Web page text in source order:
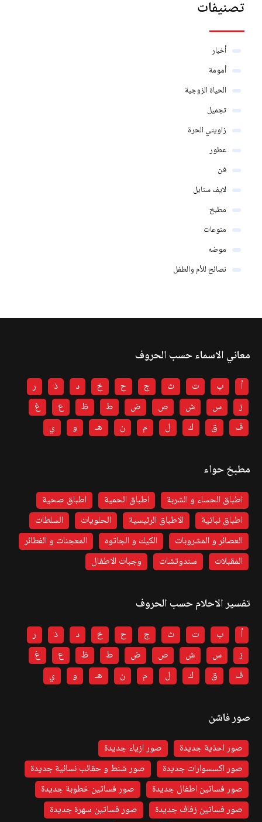
تصنيفات
أخبار
أمومة
الحياة الزوجية
تجميل
زاويتي الحرة
عطور
فن
لايف ستايل
مطبخ
منوعات
موضه
نصائح للأم والطفل
معاني الاسماء حسب الحروف
أ ب ت ث ج ح خ د ذ
ر
ز
س ش ص ض ط ظ ع
غ
ف
ق ك ل م ن هـ و ي
مطبخ حواء
اطباق الحساء و الشربة اطباق الحمية
اطباق صحية
اطباق نباتية
الاطباق الرئيسية الحلويات
السلطات
العصائر و المشروبات
الكيك و الجاتوه
المعجنات و الفطائر
المقبلات
سندوتشات وجبات الاطفال
تفسير الاحلام حسب الحروف
أ ب ت ث ج ح خ د ذ
ر
ز
س ش ص ض ط ظ ع
غ
ف
ق ك ل م ن هـ و ي
صور فاشن
صور احذية جديدة
صور ازياء جديدة
صور اكسسوارات جديدة
صور شنط و حقائب نسائية جديدة
صور فساتين اطفال جديدة
صور فساتين خطوبة جديدة
صور فساتين زفاف جديدة
صور فساتين سهرة جديدة